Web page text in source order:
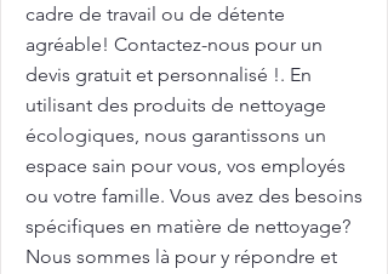
cadre de travail ou de détente
agréable! Contactez-nous pour un
devis gratuit et personnalisé !. En
utilisant des produits de nettoyage
écologiques, nous garantissons un
espace sain pour vous, vos employés
ou votre famille. Vous avez des besoins
spécifiques en matière de nettoyage?
Nous sommes là pour y répondre et